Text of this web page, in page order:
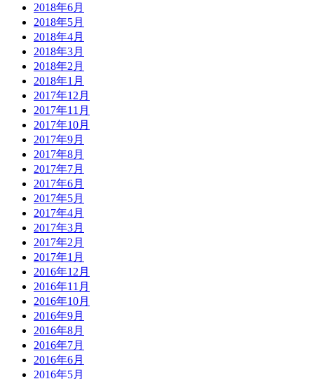
2018年6月
2018年5月
2018年4月
2018年3月
2018年2月
2018年1月
2017年12月
2017年11月
2017年10月
2017年9月
2017年8月
2017年7月
2017年6月
2017年5月
2017年4月
2017年3月
2017年2月
2017年1月
2016年12月
2016年11月
2016年10月
2016年9月
2016年8月
2016年7月
2016年6月
2016年5月